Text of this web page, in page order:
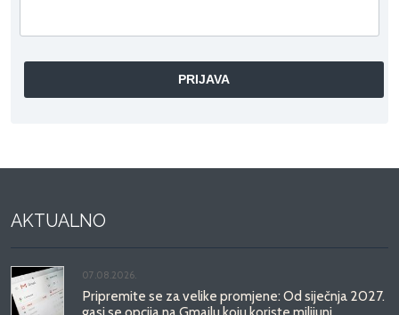
AKTUALNO
07.08.2026.
Pripremite se za velike promjene: Od siječnja 2027.